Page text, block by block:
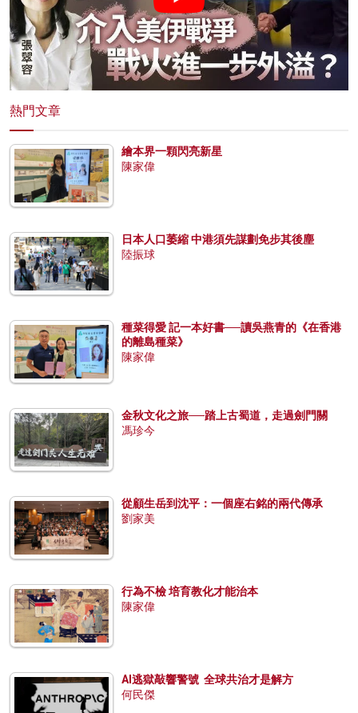
熱門文章
繪本界一顆閃亮新星
陳家偉
日本人口萎縮 中港須先謀劃免步其後塵
陸振球
種菜得愛 記一本好書──讀吳燕青的《在香港
的離島種菜》
陳家偉
金秋文化之旅──踏上古蜀道，走過劍門關
馮珍今
從顧生岳到沈平：一個座右銘的兩代傳承
劉家美
行為不檢 培育教化才能治本
陳家偉
AI逃獄敲響警號 全球共治才是解方
何民傑